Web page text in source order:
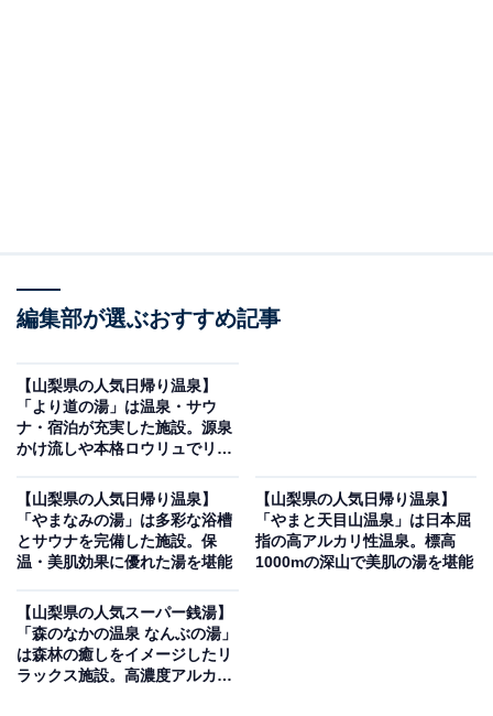
編集部が選ぶおすすめ記事
【山梨県の人気日帰り温泉】
「より道の湯」は温泉・サウ
ナ・宿泊が充実した施設。源泉
かけ流しや本格ロウリュでリラ
【山梨県の人気日帰り温泉】
「やまなみの湯」は多彩な浴槽
とサウナを完備した施設。保
温・美肌効果に優れた湯を堪能
【山梨県の人気日帰り温泉】
「やまと天目山温泉」は日本屈
指の高アルカリ性温泉。標高
1000mの深山で美肌の湯を堪能
【山梨県の人気スーパー銭湯】
「森のなかの温泉 なんぶの湯」
は森林の癒しをイメージしたリ
ラックス施設。高濃度アルカリ